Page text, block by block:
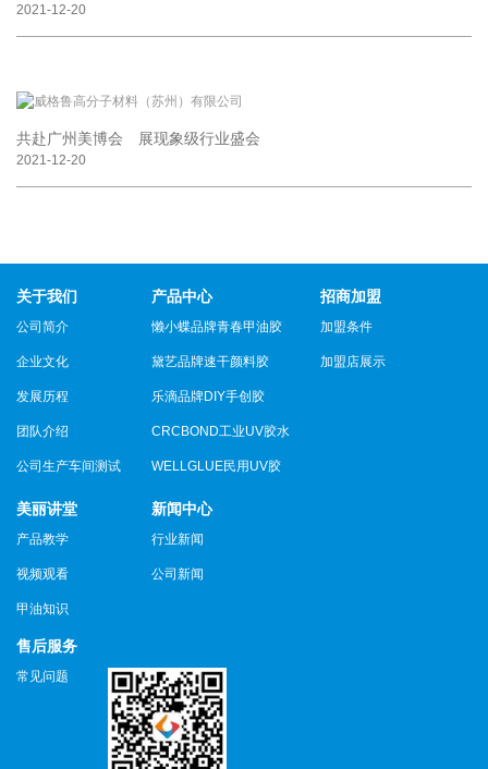
2021-12-20
共赴广州美博会 展现象级行业盛会
2021-12-20
关于我们
公司简介
企业文化
发展历程
团队介绍
公司生产车间测试
美丽讲堂
产品教学
视频观看
甲油知识
产品中心
懒小蝶品牌青春甲油胶
黛艺品牌速干颜料胶
乐滴品牌DIY手创胶
CRCBOND工业UV胶水
WELLGLUE民用UV胶
新闻中心
行业新闻
公司新闻
招商加盟
加盟条件
加盟店展示
售后服务
常见问题